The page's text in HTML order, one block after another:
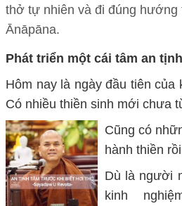
thở tự nhiên và đi đúng hướng
Ānāpāna.
Phát triển một cái tâm an
Hôm nay là ngày đầu tiên của
Có nhiều thiền sinh mới chưa
Cũng có
hành thiền
Dù là người
kinh